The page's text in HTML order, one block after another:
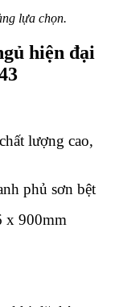
lựa chọn.
hiện đại
lượng cao,
phủ sơn bệt
x 900mm